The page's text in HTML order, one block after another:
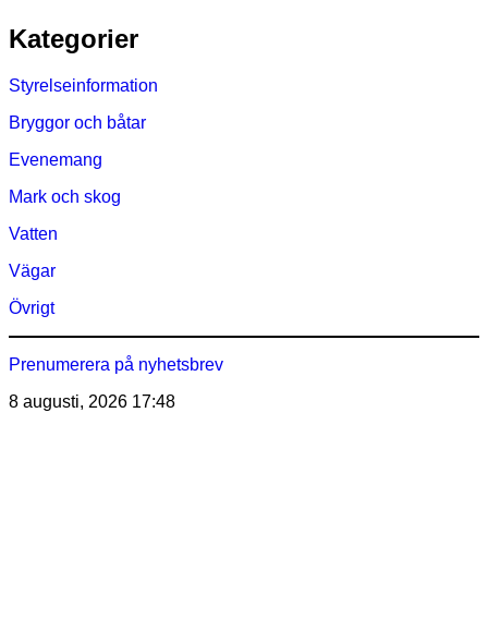
Hoppa
till
Kategorier
Styrelseinformation
Bryggor och båtar
Evenemang
Mark och skog
Vatten
Vägar
Övrigt
Prenumerera på nyhetsbrev
8 augusti, 2026 17:48